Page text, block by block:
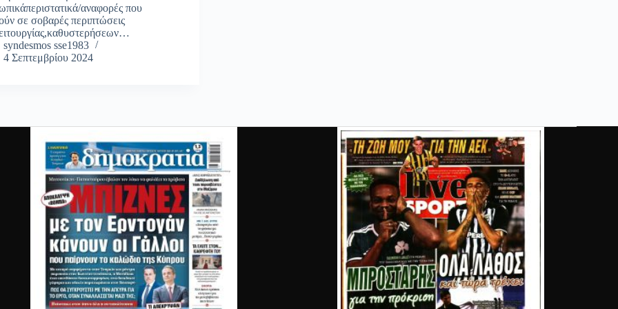
αναφορές που
σε σοβαρές περιπτώσεις
syndesmos sse1983
4 Σεπτεμβρίου 2024